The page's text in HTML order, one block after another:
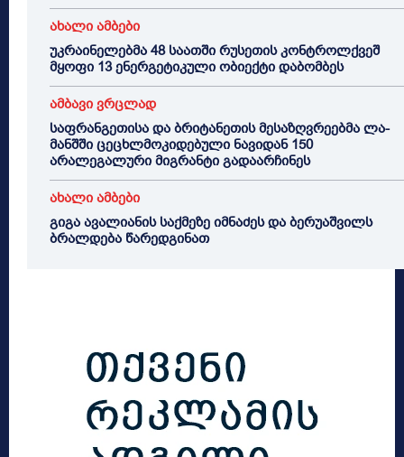
ახალი ამბები
უკრაინელებმა 48 საათში რუსეთის კონტროლქვეშ
მყოფი 13 ენერგეტიკული ობიექტი დაბომბეს
ამბავი ვრცლად
საფრანგეთისა და ბრიტანეთის მესაზღვრეებმა ლა-
მანშში ცეცხლმოკიდებული ნავიდან 150
არალეგალური მიგრანტი გადაარჩინეს
ახალი ამბები
გიგა ავალიანის საქმეზე იმნაძეს და ბერუაშვილს
ბრალდება წარედგინათ